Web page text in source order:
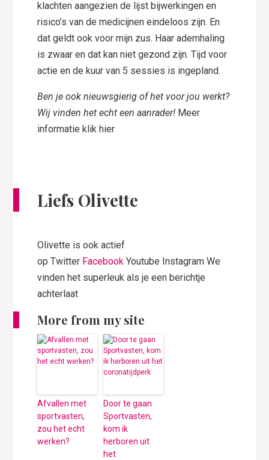
klachten aangezien de lijst bijwerkingen en
risico’s van de medicijnen eindeloos zijn. En
dat geldt ook voor mijn zus. Haar ademhaling
is zwaar en dat kan niet gezond zijn. Tijd voor
actie en de kuur van 5 sessies is ingepland.
Ben je ook nieuwsgierig of het voor jou werkt?
Wij vinden het echt een aanrader! Meer
informatie klik hier
Liefs Olivette
Olivette is ook actief
op Twitter Facebook Youtube Instagram We
vinden het superleuk als je een berichtje
achterlaat
More from my site
Afvallen met
sportvasten,
zou het echt
werken?
Door te gaan
Sportvasten,
kom ik
herboren uit
het